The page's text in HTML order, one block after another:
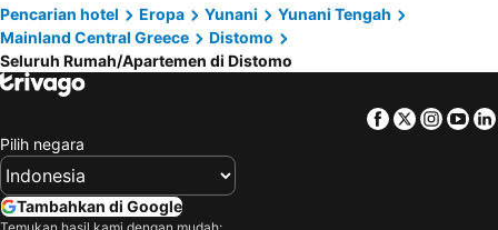
Pencarian hotel Eropa Yunani
Yunani Tengah
Mainland Central Greece
Distomo
Seluruh Rumah/Apartemen di Distomo
Facebook
Twitter
Pilih negara
Tambahkan di Google